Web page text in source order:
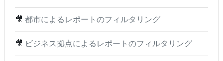
🎥 都市によるレポートのフィルタリング
🎥 ビジネス拠点によるレポートのフィルタリング